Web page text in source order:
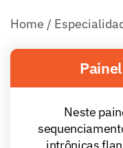
Home /
Neste
intrônicas